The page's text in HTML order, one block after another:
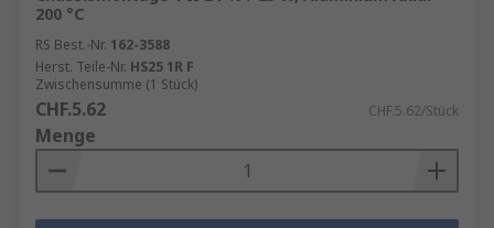
200 °C
RS Best.-Nr. 162-3588
Herst. Teile-Nr. HS25 1R F
Zwischensumme (1 Stück)
CHF.5.62 CHF.5.62/Stück
Menge